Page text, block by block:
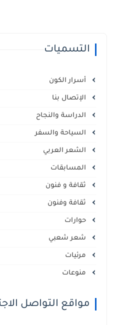
التسميات
أسرار الكون
الإتصال بنا
الدراسة والنجاح
السياحة والسفر
الشعر العربي
المسابقات
ثقافة و فنون
ثقافة وفنون
حوارات
شعر شعبي
مرئيات
منوعات
مواقع التواصل